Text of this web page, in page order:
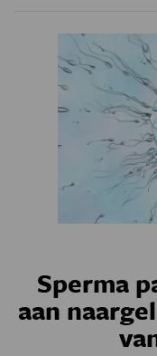
Sperma
aan